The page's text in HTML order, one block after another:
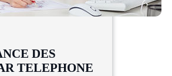
DES
TELEPHONE